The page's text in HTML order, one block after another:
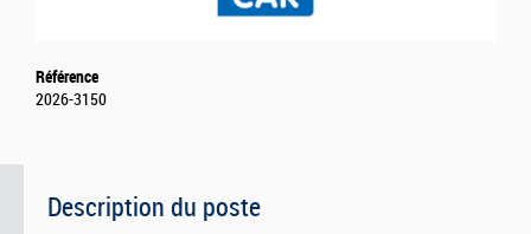
Description du poste
Référence
2026-3150